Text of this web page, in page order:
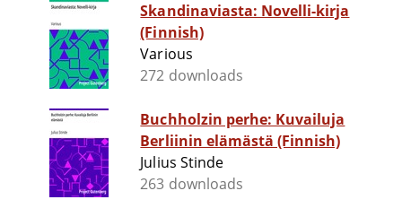
Skandinaviasta: Novelli-kirja
(Finnish)
Various
272 downloads
Buchholzin perhe: Kuvailuja
Berliinin elämästä (Finnish)
Julius Stinde
263 downloads